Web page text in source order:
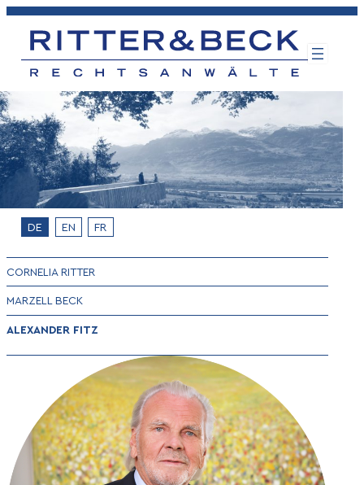
Zum
Inhalt
springen
DE EN FR
CORNELIA RITTER
MARZELL BECK
ALEXANDER FITZ